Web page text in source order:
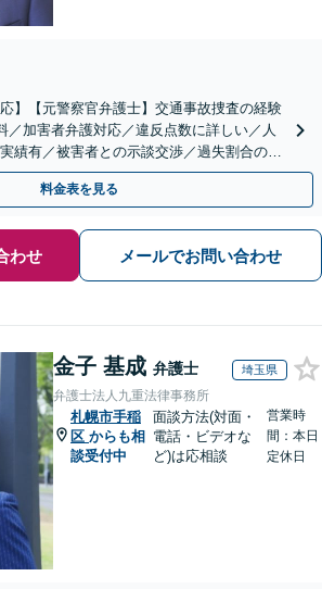
】【元警察官弁護士】交通事故捜査の経験
／加害者弁護対応／違反点数に詳しい／人
績有／被害者との示談交渉／過失割合の交
事故を起こしてしまった方／
料金表を見る
わせ メールでお問い合わせ
金子 基成 弁護士 埼玉県
弁護士法人九重法律事務所
札幌市手稲
区 からも相
談受付中
面談方法(対面・
電話・ビデオな
ど)は応相談
営業時
間：本日
定休日